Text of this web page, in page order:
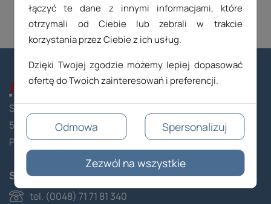
SKONTAKTUJ SIĘ Z NAMI:
tel. (0048) 71 71 81 340
Stacyjna 1/63
53-613 Wrocław
Polska
łączyć te dane z innymi informacjami, które
otrzymali od Ciebie lub zebrali w trakcie
korzystania przez Ciebie z ich usług.
Dzięki Twojej zgodzie możemy lepiej dopasować
ofertę do Twoich zainteresowań i preferencji.
Odmowa Spersonalizuj
Zezwól na wszystkie